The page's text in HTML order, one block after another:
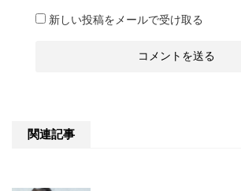
新しい投稿をメールで受け取る
関連記事